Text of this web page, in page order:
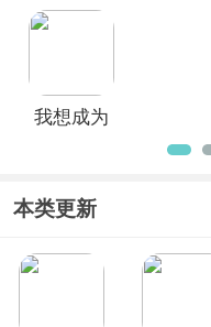
我想成为
本类更新